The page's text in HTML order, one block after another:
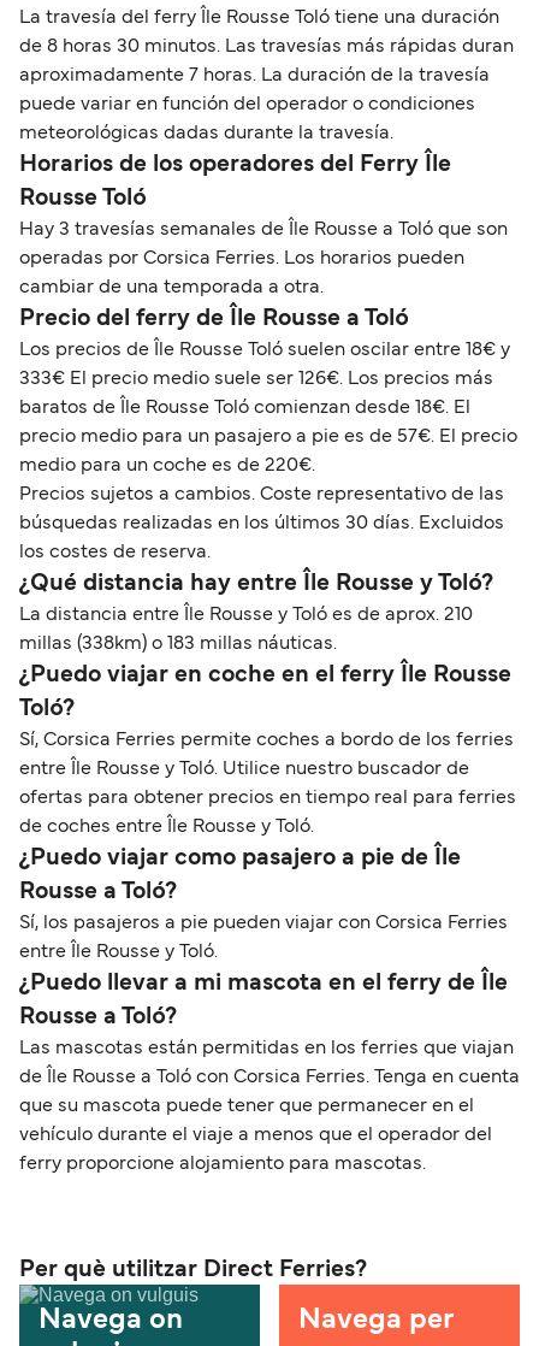
La travesía del ferry Île Rousse Toló tiene una duración
de 8 horas 30 minutos. Las travesías más rápidas duran
aproximadamente 7 horas. La duración de la travesía
puede variar en función del operador o condiciones
meteorológicas dadas durante la travesía.
Horarios de los operadores del Ferry Île
Rousse Toló
Hay 3 travesías semanales de Île Rousse a Toló que son
operadas por Corsica Ferries. Los horarios pueden
cambiar de una temporada a otra.
Precio del ferry de Île Rousse a Toló
Los precios de Île Rousse Toló suelen oscilar entre 18€ y
333€ El precio medio suele ser 126€. Los precios más
baratos de Île Rousse Toló comienzan desde 18€. El
precio medio para un pasajero a pie es de 57€. El precio
medio para un coche es de 220€.
Precios sujetos a cambios. Coste representativo de las
búsquedas realizadas en los últimos 30 días. Excluidos
los costes de reserva.
¿Qué distancia hay entre Île Rousse y Toló?
La distancia entre Île Rousse y Toló es de aprox. 210
millas (338km) o 183 millas náuticas.
¿Puedo viajar en coche en el ferry Île Rousse
Toló?
Sí, Corsica Ferries permite coches a bordo de los ferries
entre Île Rousse y Toló. Utilice nuestro buscador de
ofertas para obtener precios en tiempo real para ferries
de coches entre Île Rousse y Toló.
¿Puedo viajar como pasajero a pie de Île
Rousse a Toló?
Sí, los pasajeros a pie pueden viajar con Corsica Ferries
entre Île Rousse y Toló.
¿Puedo llevar a mi mascota en el ferry de Île
Rousse a Toló?
Las mascotas están permitidas en los ferries que viajan
de Île Rousse a Toló con Corsica Ferries. Tenga en cuenta
que su mascota puede tener que permanecer en el
vehículo durante el viaje a menos que el operador del
ferry proporcione alojamiento para mascotas.
Per què utilitzar Direct Ferries?
Navega on
Navega per